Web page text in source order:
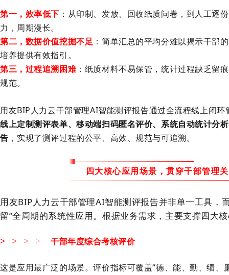
第一，效率低下 ：从印制、发放、回收纸质问卷，到人工逐
力，周期漫长。
第二，数据价值挖掘不足 ：简单汇总的平均分难以揭示干部
培养提供有效指引。
第三，过程追溯困难：纸质材料不易保管，统计过程缺乏留
规范。
用友BIP人力云干部管理AI智能测评报告通过全流程线上闭
线上定制测评表单、移动端扫码匿名评价、系统自动统计分
告 ，实现了测评过程的公平、高效、规范与可追溯。
四大核心应用场景，贯穿干部管理
用友BIP人力云干部管理AI智能测评报告并非单一工具，
留”全周期的系统性应用。根据业务需求，主要支撑四大
> > > > 干部年度综合考核评价
这是应用最广泛的场景。评价指标可覆盖“德、能、勤、绩、